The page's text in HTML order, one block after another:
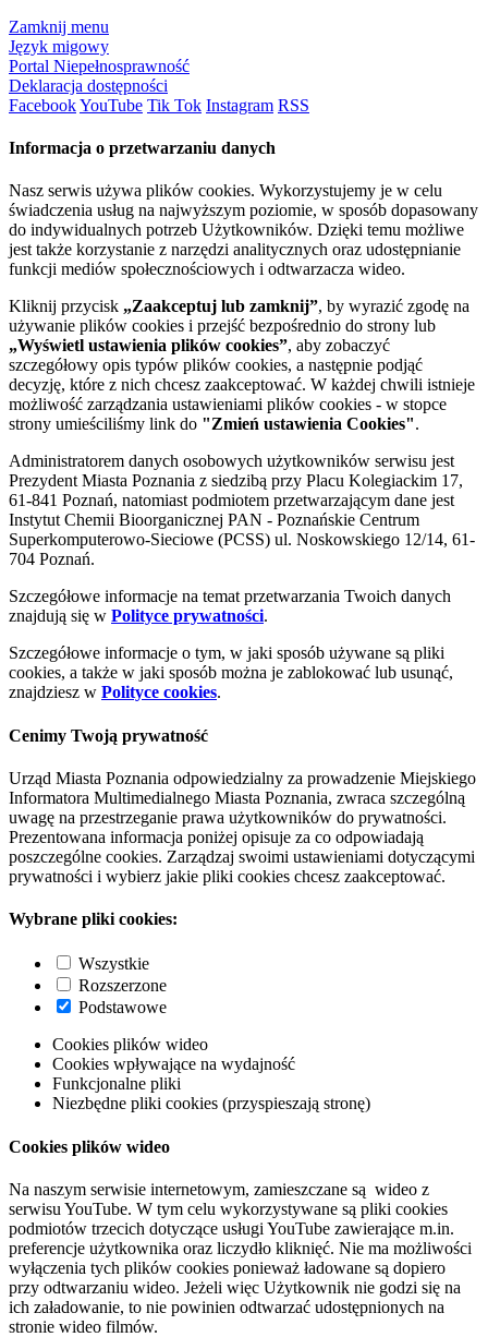
Zamknij menu
Język migowy
Portal Niepełnosprawność
Deklaracja dostępności
FacebookYouTube Tik Tok Instagram RSS
Informacja o przetwarzaniu danych
Nasz serwis używa plików cookies. Wykorzystujemy je w celu
świadczenia usług na najwyższym poziomie, w sposób dopasowany
do indywidualnych potrzeb Użytkowników. Dzięki temu możliwe
jest także korzystanie z narzędzi analitycznych oraz udostępnianie
funkcji mediów społecznościowych i odtwarzacza wideo.
Kliknij przycisk „Zaakceptuj lub zamknij”, by wyrazić zgodę na
używanie plików cookies i przejść bezpośrednio do strony lub
„Wyświetl ustawienia plików cookies”, aby zobaczyć
szczegółowy opis typów plików cookies, a następnie podjąć
decyzję, które z nich chcesz zaakceptować. W każdej chwili istnieje
możliwość zarządzania ustawieniami plików cookies - w stopce
strony umieściliśmy link do "Zmień ustawienia Cookies".
Administratorem danych osobowych użytkowników serwisu jest
Prezydent Miasta Poznania z siedzibą przy Placu Kolegiackim 17,
61-841 Poznań, natomiast podmiotem przetwarzającym dane jest
Instytut Chemii Bioorganicznej PAN - Poznańskie Centrum
Superkomputerowo-Sieciowe (PCSS) ul. Noskowskiego 12/14, 61-
704 Poznań.
Szczegółowe informacje na temat przetwarzania Twoich danych
znajdują się w Polityce prywatności.
Szczegółowe informacje o tym, w jaki sposób używane są pliki
cookies, a także w jaki sposób można je zablokować lub usunąć,
znajdziesz w Polityce cookies.
Cenimy Twoją prywatność
Urząd Miasta Poznania odpowiedzialny za prowadzenie Miejskiego
Informatora Multimedialnego Miasta Poznania, zwraca szczególną
uwagę na przestrzeganie prawa użytkowników do prywatności.
Prezentowana informacja poniżej opisuje za co odpowiadają
poszczególne cookies. Zarządzaj swoimi ustawieniami dotyczącymi
prywatności i wybierz jakie pliki cookies chcesz zaakceptować.
Wybrane pliki cookies:
Wszystkie
Rozszerzone
Podstawowe
Cookies plików wideo
Cookies wpływające na wydajność
Funkcjonalne pliki
Niezbędne pliki cookies (przyspieszają stronę)
Cookies plików wideo
Na naszym serwisie internetowym, zamieszczane są wideo z
serwisu YouTube. W tym celu wykorzystywane są pliki cookies
podmiotów trzecich dotyczące usługi YouTube zawierające m.in.
preferencje użytkownika oraz liczydło kliknięć. Nie ma możliwości
wyłączenia tych plików cookies ponieważ ładowane są dopiero
przy odtwarzaniu wideo. Jeżeli więc Użytkownik nie godzi się na
ich załadowanie, to nie powinien odtwarzać udostępnionych na
stronie wideo filmów.